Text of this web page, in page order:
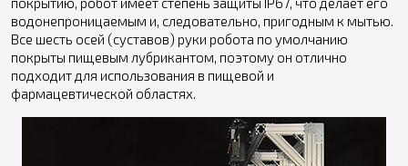
водонепроницаемым и, следовательно, пригодным к мытью.
Все шесть осей (суставов) руки робота по умолчанию
покрыты пищевым лубрикантом, поэтому он отлично
подходит для использования в пищевой и
фармацевтической областях.